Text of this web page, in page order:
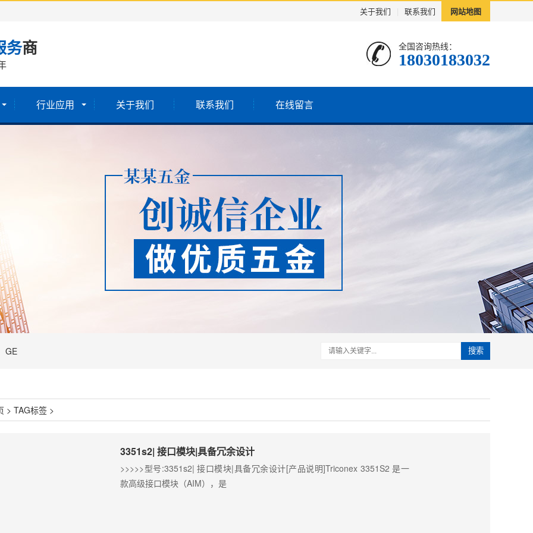
关于我们 联系我们 网站地图
务商 全国咨询热线：
18030183032
行业应用 关于我们 联系我们 在线留言
GE 搜索
> TAG标签 >
3351s2| 接口模块​|具备冗余设计
>>>>>型号:3351s2| 接口模块|具备冗余设计[产品说明]Triconex 3351S2 是一
款高级接口模块（AIM），是